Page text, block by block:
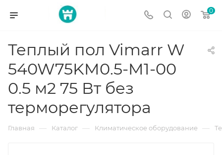
0
Теплый пол Vimarr W
540W75KM0.5-M1-00
0.5 м2 75 Вт без
терморегулятора
Главная — Каталог — Климатическое оборудование —